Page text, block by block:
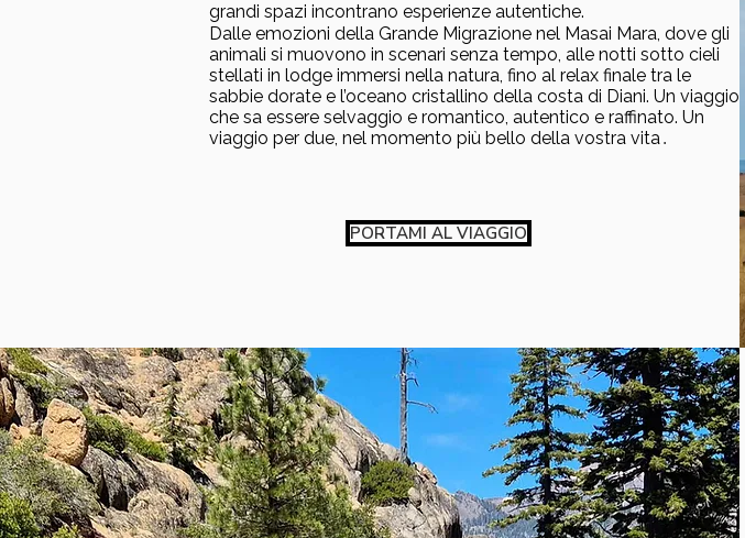
grandi spazi incontrano esperienze autentiche.
Dalle emozioni della Grande Migrazione nel Masai Mara, dove gli
animali si muovono in scenari senza tempo, alle notti sotto cieli
stellati in lodge immersi nella natura, fino al relax finale tra le
sabbie dorate e l’oceano cristallino della costa di Diani. Un viaggio
che sa essere selvaggio e romantico, autentico e raffinato. Un
viaggio per due, nel momento più bello della vostra vita.
PORTAMI AL VIAGGIO